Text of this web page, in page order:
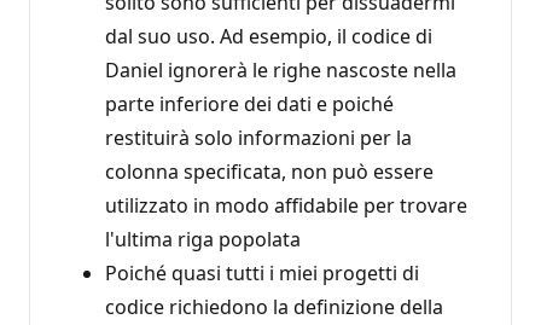
dal suo uso. Ad esempio, il codice di
Daniel ignorerà le righe nascoste nella
parte inferiore dei dati e poiché
restituirà solo informazioni per la
colonna specificata, non può essere
utilizzato in modo affidabile per trovare
l'ultima riga popolata
Poiché quasi tutti i miei progetti di
codice richiedono la definizione della